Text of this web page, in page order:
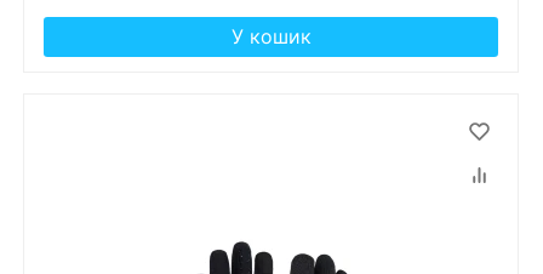
У кошик